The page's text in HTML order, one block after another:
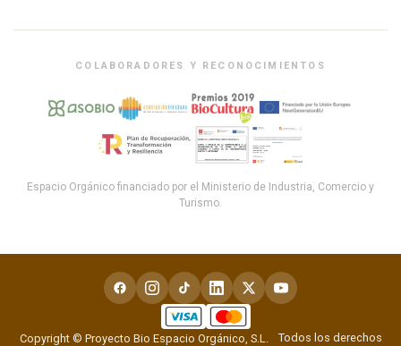
COLABORADORES Y RECONOCIMIENTOS
Espacio Orgánico financiado por el Ministerio de Industria, Comercio y
Turismo.
Copyright © Proyecto Bio Espacio Orgánico, S.L. Todos los derechos